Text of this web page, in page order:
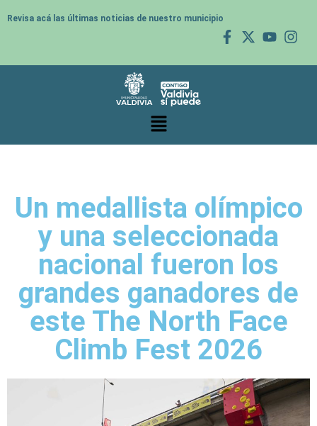
Revisa acá las últimas noticias de nuestro municipio
Un medallista olímpico
y una seleccionada
nacional fueron los
grandes ganadores de
este The North Face
Climb Fest 2026